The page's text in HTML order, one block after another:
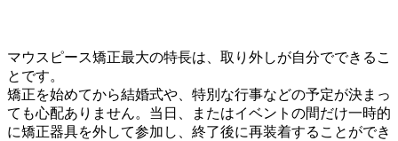
マウスピース矯正最大の特長は、取り外しが自分でできるこ
とです。
矯正を始めてから結婚式や、特別な行事などの予定が決まっ
ても心配ありません。当日、またはイベントの間だけ一時的
に矯正器具を外して参加し、終了後に再装着することができ